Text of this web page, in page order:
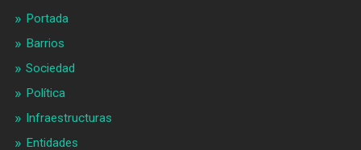
Portada
Barrios
Sociedad
Política
Infraestructuras
Entidades